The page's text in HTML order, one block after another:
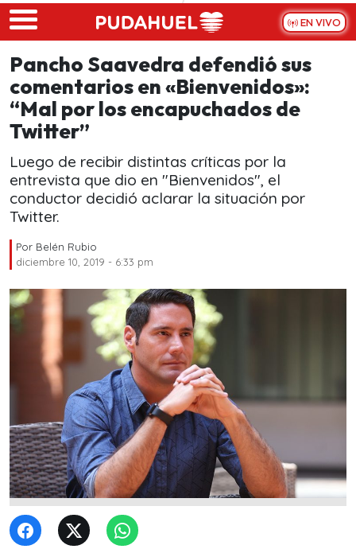
Skip to main content
EN VIVO
Pancho Saavedra defendió sus
comentarios en «Bienvenidos»:
“Mal por los encapuchados de
Twitter”
Luego de recibir distintas críticas por la
entrevista que dio en "Bienvenidos", el
conductor decidió aclarar la situación por
Twitter.
Por Belén Rubio
diciembre 10, 2019 - 6:33 pm